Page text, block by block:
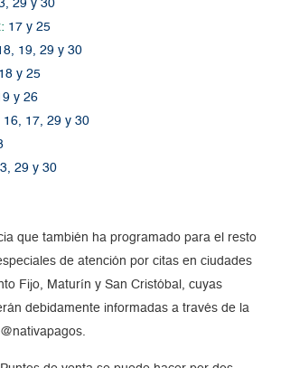
29 y 30
17 y 25
19, 29 y 30
18 y 25
y 26
16, 17, 29 y 30
29 y 30
que también ha programado para el resto
de atención por citas en ciudades
Fijo, Maturín y San Cristóbal, cuyas
debidamente informadas a través de la